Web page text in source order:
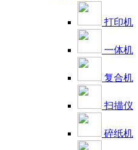
打印机
一体机
复合机
扫描仪
碎纸机